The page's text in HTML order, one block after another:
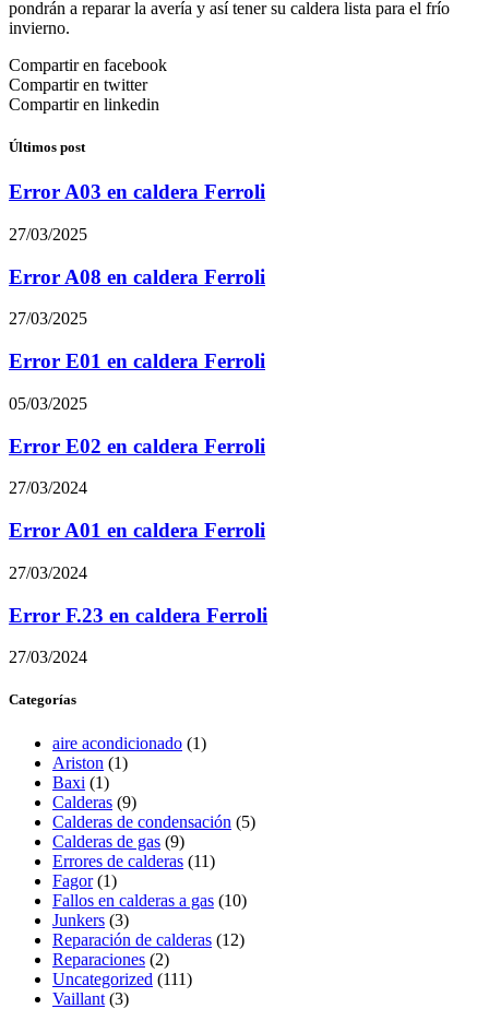
pondrán a reparar la avería y así tener su caldera lista para el frío
invierno.
Compartir en facebook
Compartir en twitter
Compartir en linkedin
Últimos post
Error A03 en caldera Ferroli
27/03/2025
Error A08 en caldera Ferroli
27/03/2025
Error E01 en caldera Ferroli
05/03/2025
Error E02 en caldera Ferroli
27/03/2024
Error A01 en caldera Ferroli
27/03/2024
Error F.23 en caldera Ferroli
27/03/2024
Categorías
aire acondicionado (1)
Ariston (1)
Baxi (1)
Calderas (9)
Calderas de condensación (5)
Calderas de gas (9)
Errores de calderas (11)
Fagor(1)
Fallos en calderas a gas (10)
Junkers (3)
Reparación de calderas (12)
Reparaciones (2)
Uncategorized (111)
Vaillant (3)